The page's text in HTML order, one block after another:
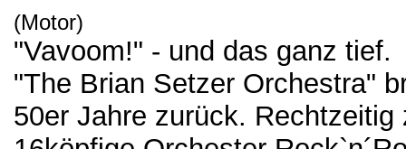
(Motor)
"Vavoom!" - und das ganz tief.
"The Brian Setzer Orchestra"
50er Jahre zurück.